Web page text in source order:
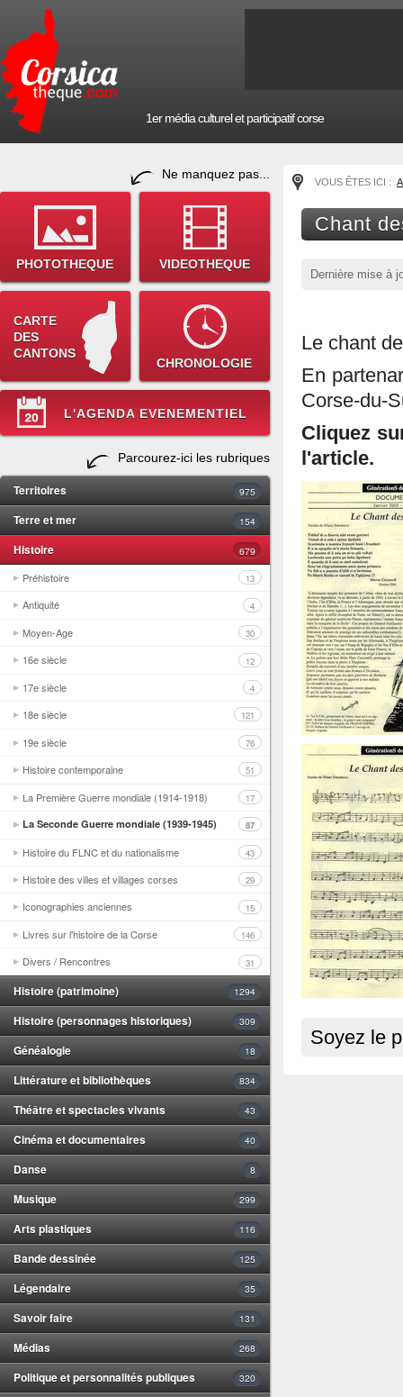
1er média culturel et participatif corse
Ne manquez pas...
PHOTOTHEQUE VIDEOTHEQUE
CARTE
DES
CANTONS
CHRONOLOGIE
L'AGENDA EVENEMENTIEL
Parcourez-ici les rubriques
Territoires 975
Terre et mer 154
Histoire 679
Préhistoire 13
Antiquité 4
Moyen-Age 30
16e siècle 12
17e siècle 4
18e siècle 121
19e siècle 76
Histoire contemporaine 51
La Première Guerre mondiale (1914-1918) 17
La Seconde Guerre mondiale (1939-1945) 87
Histoire du FLNC et du nationalisme 43
Histoire des villes et villages corses 29
Iconographies anciennes 15
Livres sur l'histoire de la Corse 146
Divers / Rencontres 31
Histoire (patrimoine) 1294
Histoire (personnages historiques) 309
Généalogie 18
Littérature et bibliothèques 834
Théâtre et spectacles vivants 43
Cinéma et documentaires 40
Danse 8
Musique 299
Arts plastiques 116
Bande dessinée 125
Légendaire 35
Savoir faire 131
Médias 268
Politique et personnalités publiques 320
VOUS ÊTES ICI :
Chant
Dernière mise à
Le chant
En
Corse-du-
Cliquez
l'article.
Soyez le